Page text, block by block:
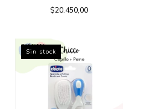
$20.450,00
Sin stock